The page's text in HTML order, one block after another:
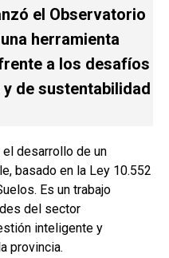
el Observatorio
herramienta
a los desafíos
de sustentabilidad
desarrollo de un
basado en la Ley 10.552
Es un trabajo
del sector
inteligente y
provincia.